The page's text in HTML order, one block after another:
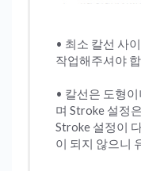
• 최소 칼선 사
작업해주셔야
• 칼선은 도형
며 Stroke 설정
Stroke 설정이
이 되지 않으니